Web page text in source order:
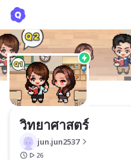
วิทยาศาสตร์
jun.jun2537
26